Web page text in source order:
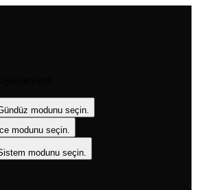
modunu seçin.
modunu seçin.
modunu seçin.